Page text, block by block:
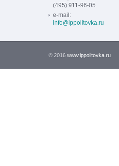
(495) 911-96-05
e-mail:
info@ippolitovka.ru
© 2016 www.ippolitovka.ru